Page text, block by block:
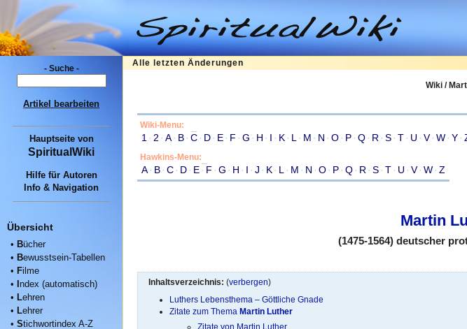
- Suche -
Artikel bearbeiten
Hauptseitevon
SpiritualWiki
Hilfe für Autoren
Info & Navigation
Übersicht
• Bücher
• Bewusstsein-Tabellen
• Filme
• ndex (automatisch)
• Lehren
• Lehrer
• Stichwortindex A-Z
Alle letzten Änderungen
Wiki /
Wiki-Menu:
1 · 2 · A· B· C· D· E· F · G · H · I · K· L · M · N · O· P· Q· R · S· T· U · V· W· Y·
Hawkins-Menu:
A· B· C· D· E· F · G · H · I · J · K· L · M · N · O· P· Q· R · S· T· U · V· W· Z
Martin
(1475-1564) deutscher
Inhaltsverzeichnis: (verbergen)
Luthers Lebensthema – Göttliche Gnade
Zitate zum Thema Martin Luther
Zitate von Martin Luther